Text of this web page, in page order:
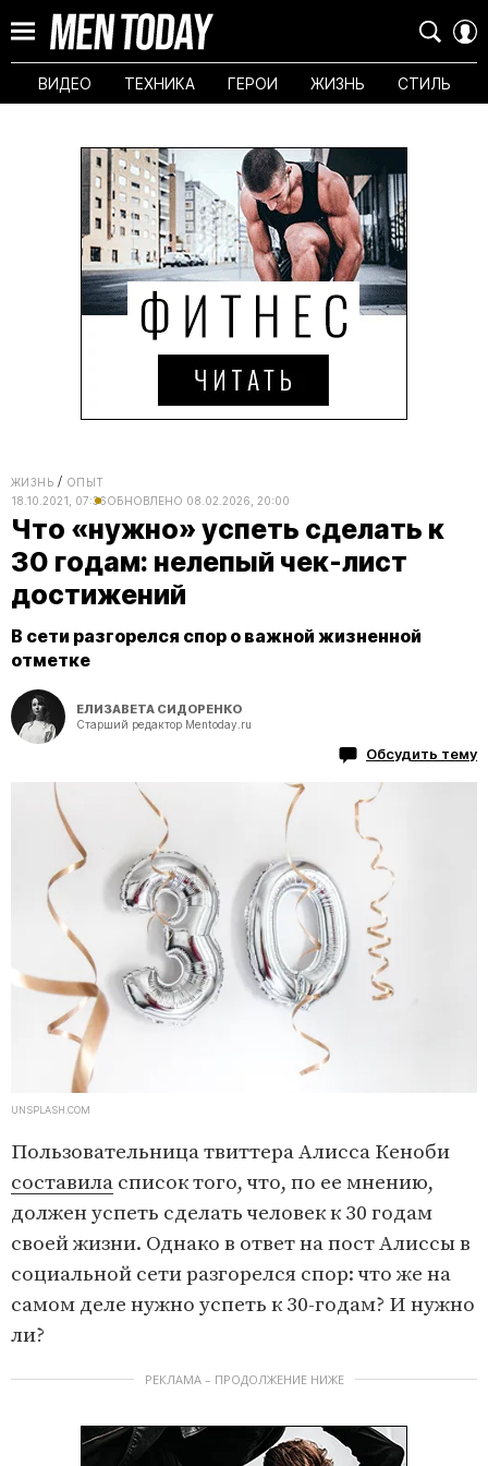
ВИДЕО ТЕХНИКА ГЕРОИ ЖИЗНЬ СТИЛЬ
ЖИЗНЬ
ОПЫТ
18.10.2021, 07:36ОБНОВЛЕНО 08.02.2026, 20:00
Что «нужно» успеть сделать к
30 годам: нелепый чек-лист
достижений
В сети разгорелся спор о важной жизненной
отметке
ЕЛИЗАВЕТА СИДОРЕНКО
Старший редактор Mentoday.ru
Обсудить тему
UNSPLASH.COM
Пользовательница твиттера Алисса Кеноби
составила список того, что, по ее мнению,
должен успеть сделать человек к 30 годам
своей жизни. Однако в ответ на пост Алиссы в
социальной сети разгорелся спор: что же на
самом деле нужно успеть к 30-годам? И нужно
ли?
РЕКЛАМА – ПРОДОЛЖЕНИЕ НИЖЕ